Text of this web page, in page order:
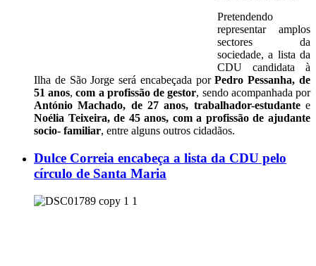
Pretendendo
representar amplos
sectores da
sociedade, a lista da
CDU candidata à
Ilha de São Jorge será encabeçada porPedro Pessanha, de
51 anos,com a profissão de gestor, sendo acompanhada por
António Machado, de 27 anos, trabalhador-estudantee
Noélia Teixeira, de 45 anos, com a profissão de ajudante
socio- familiar, entre alguns outros cidadãos.
Dulce Correia encabeça a lista da CDU pelo
círculo de Santa Maria